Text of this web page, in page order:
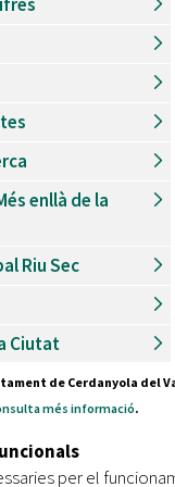
enllà de la
Riu Sec
Ciutat
de Cerdanyola del
més informació.
per el